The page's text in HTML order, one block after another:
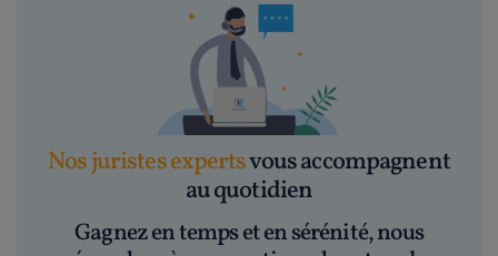
Nos juristes expertsvous accompagnent
au quotidien
Gagnez en temps et en sérénité, nous